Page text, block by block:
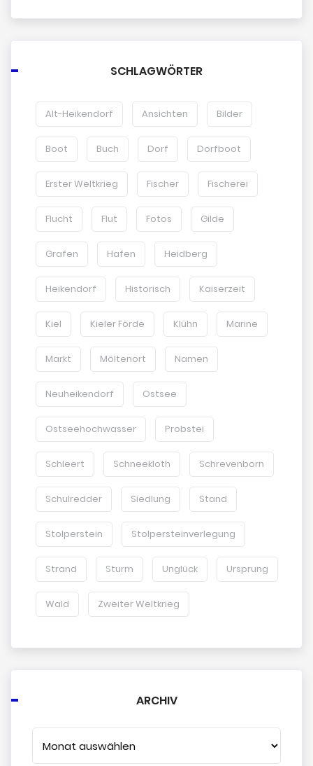
SCHLAGWÖRTER
Alt-Heikendorf Ansichten Bilder
Boot Buch Dorf Dorfboot
Erster Weltkrieg Fischer Fischerei
Flucht Flut Fotos Gilde
Grafen Hafen Heidberg
Heikendorf Historisch Kaiserzeit
Kiel Kieler Förde Klühn Marine
Markt Möltenort Namen
Neuheikendorf Ostsee
Ostseehochwasser Probstei
Schleert Schneekloth Schrevenborn
Schulredder Siedlung Stand
Stolperstein Stolpersteinverlegung
Strand Sturm Unglück Ursprung
Wald Zweiter Weltkrieg
ARCHIV